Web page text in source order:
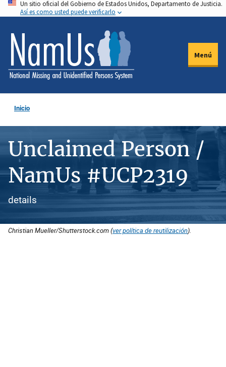
Pasar
al
contenido
principal
Un sitio oficial del Gobierno de Estados Unidos, Departamento de Justicia.
Así es como usted puede verificarlo
Menú
Inicio
Unclaimed Person /
NamUs #UCP2319
details
Christian Mueller/Shutterstock.com (ver política de reutilización).